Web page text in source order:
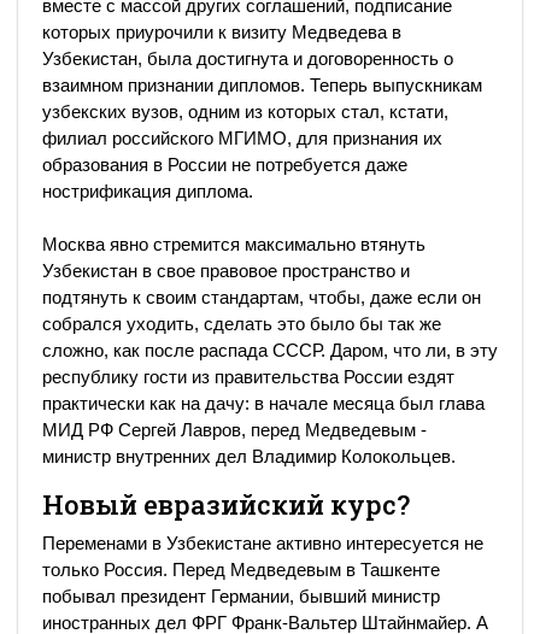
вместе с массой других соглашений, подписание
которых приурочили к визиту Медведева в
Узбекистан, была достигнута и договоренность о
взаимном признании дипломов. Теперь выпускникам
узбекских вузов, одним из которых стал, кстати,
филиал российского МГИМО, для признания их
образования в России не потребуется даже
нострификация диплома.
Москва явно стремится максимально втянуть
Узбекистан в свое правовое пространство и
подтянуть к своим стандартам, чтобы, даже если он
собрался уходить, сделать это было бы так же
сложно, как после распада СССР. Даром, что ли, в эту
республику гости из правительства России ездят
практически как на дачу: в начале месяца был глава
МИД РФ Сергей Лавров, перед Медведевым -
министр внутренних дел Владимир Колокольцев.
Новый евразийский курс?
Переменами в Узбекистане активно интересуется не
только Россия. Перед Медведевым в Ташкенте
побывал президент Германии, бывший министр
иностранных дел ФРГ Франк-Вальтер Штайнмайер. А